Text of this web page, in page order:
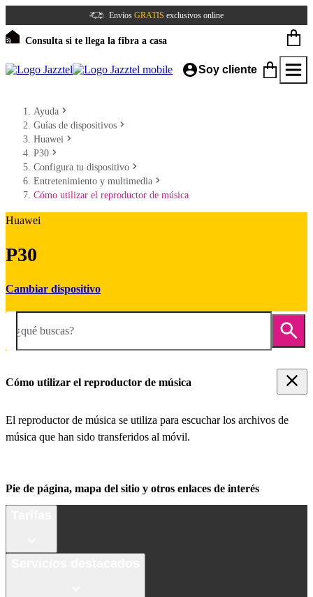
Envíos GRATIS exclusivos online
Consulta si te llega la fibra a casa
Soy cliente
Ayuda
Guías de dispositivos
Huawei
P30
Configura tu dispositivo
Entretenimiento y multimedia
Cómo utilizar el reproductor de música
Huawei
P30
Cambiar dispositivo
¿qué buscas?
Cómo utilizar el reproductor de música
El reproductor de música se utiliza para escuchar los archivos de
música que han sido transferidos al móvil.
Pie de página, mapa del sitio y otros enlaces de interés